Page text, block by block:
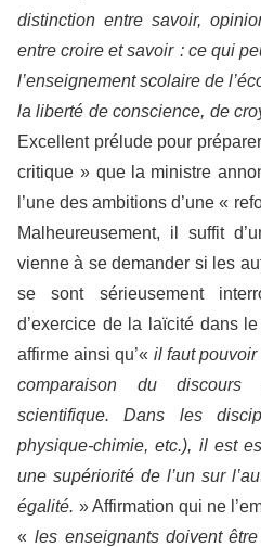
distinction entre savoir,
entre croire et savoir : ce qui
l’enseignement scolaire de
la liberté de conscience, de
Excellent prélude pour
critique » que la ministre
l’une des ambitions d’une «
Malheureusement, il suffit
vienne à se demander si les
se sont sérieusement
d’exercice de la laïcité dans
affirme ainsi qu’« il faut
comparaison du
scientifique. Dans les
physique-chimie, etc.), il est
une supériorité de l’un sur
égalité. » Affirmation qui ne
«les enseignants doivent